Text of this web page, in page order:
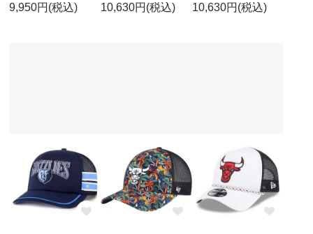
9,950円(税込) 10,630円(税込) 10,630円(税込)